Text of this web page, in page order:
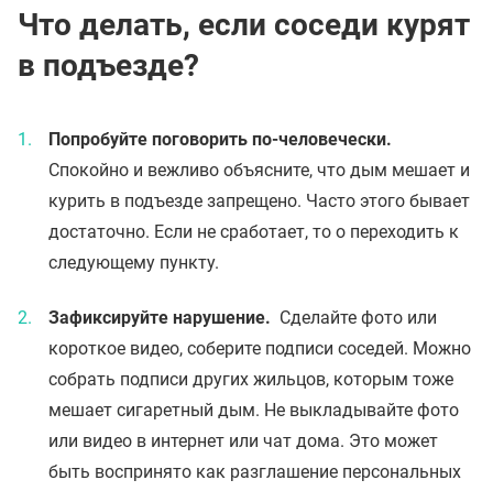
Что делать, если соседи курят
в подъезде?
Попробуйте поговорить по-человечески.
Спокойно и вежливо объясните, что дым мешает и
курить в подъезде запрещено. Часто этого бывает
достаточно. Если не сработает, то о переходить к
следующему пункту.
Зафиксируйте нарушение. Сделайте фото или
короткое видео, соберите подписи соседей. Можно
собрать подписи других жильцов, которым тоже
мешает сигаретный дым. Не выкладывайте фото
или видео в интернет или чат дома. Это может
быть воспринято как разглашение персональных